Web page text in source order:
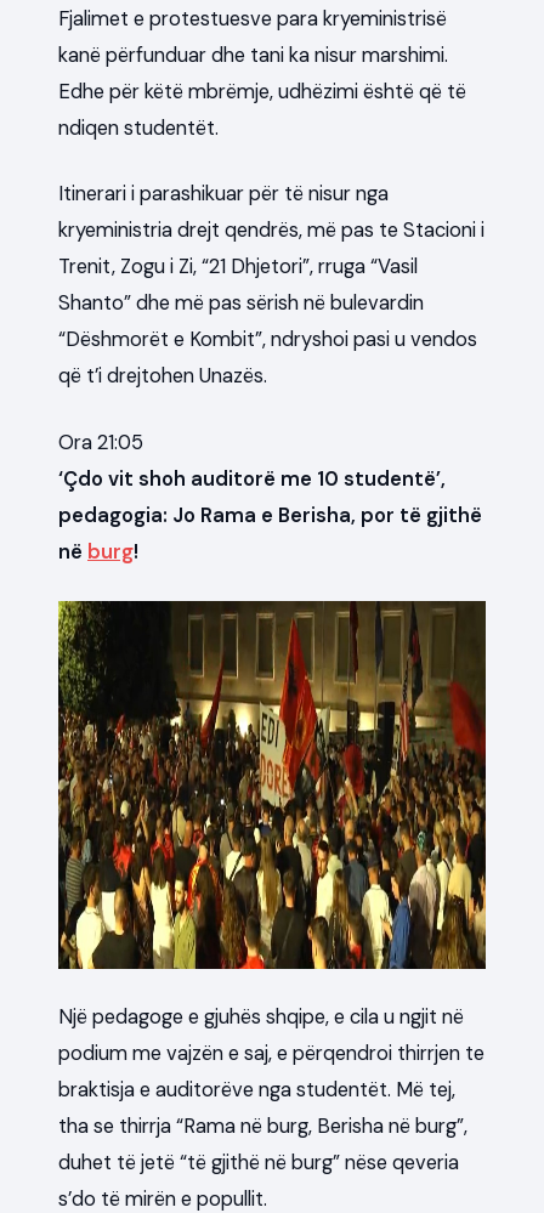
Fjalimet e protestuesve para kryeministrisë
kanë përfunduar dhe tani ka nisur marshimi.
Edhe për këtë mbrëmje, udhëzimi është që të
ndiqen studentët.
Itinerari i parashikuar për të nisur nga
kryeministria drejt qendrës, më pas te Stacioni i
Trenit, Zogu i Zi, “21 Dhjetori”, rruga “Vasil
Shanto” dhe më pas sërish në bulevardin
“Dëshmorët e Kombit”, ndryshoi pasi u vendos
që t’i drejtohen Unazës.
Ora 21:05
‘Çdo vit shoh auditorë me 10 studentë’,
pedagogia: Jo Rama e Berisha, por të gjithë
në burg!
Një pedagoge e gjuhës shqipe, e cila u ngjit në
podium me vajzën e saj, e përqendroi thirrjen te
braktisja e auditorëve nga studentët. Më tej,
tha se thirrja “Rama në burg, Berisha në burg”,
duhet të jetë “të gjithë në burg” nëse qeveria
s’do të mirën e popullit.